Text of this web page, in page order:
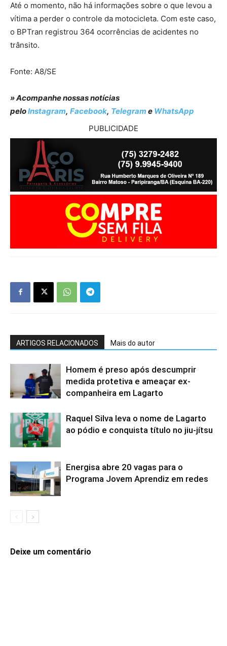
Até o momento, não há informações sobre o que levou a
vítima a perder o controle da motocicleta. Com este caso,
o BPTran registrou 364 ocorrências de acidentes no
trânsito.
Fonte: A8/SE
» Acompanhe nossas notícias
peloInstagram, Facebook, Telegram e WhatsApp
PUBLICIDADE
ARTIGOS RELACIONADOS Mais do autor
Homem é preso após descumprir
medida protetiva e ameaçar ex-
companheira em Lagarto
Raquel Silva leva o nome de Lagarto
ao pódio e conquista título no jiu-jítsu
Energisa abre 20 vagas para o
Programa Jovem Aprendiz em redes
Deixe um comentário